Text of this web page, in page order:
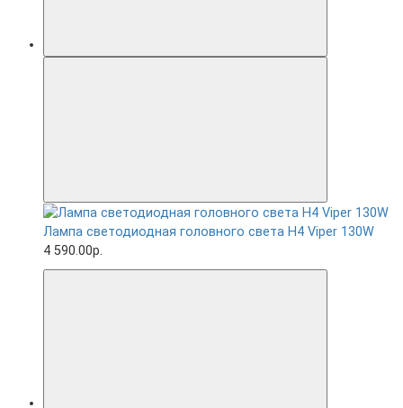
Лампа светодиодная головного света H4 Viper 130W
4 590.00р.